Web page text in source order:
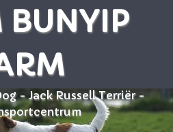
BUNYIP
- Jack Russell Terriër -